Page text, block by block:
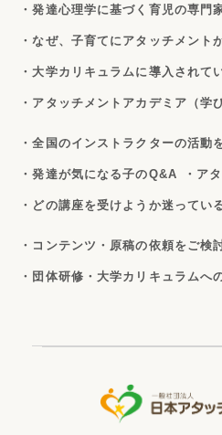
・発達心理学に基づく育児の専門
・なぜ、子育てにアタッチメント
・大学カリキュラムに導入されて
・アタッチメントアカデミア（学
・全国のインストラクターの活動
・発達が気になる子のQ&A ・ア
・どの講座を受けようか迷ってい
・コンテンツ・原稿の依頼をご検
・団体研修・大学カリキュラムへ